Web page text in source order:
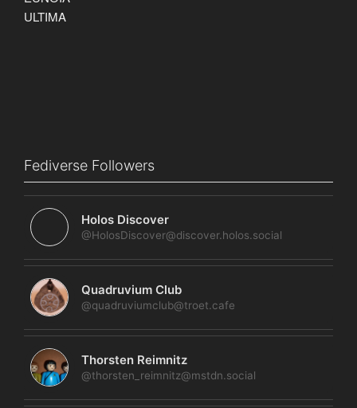
Fediverse Followers
Holos Discover
@HolosDiscover@discover.holos.social
Quadruvium Club
@quadruviumclub@troet.cafe
Thorsten Reimnitz
@thorsten_reimnitz@mstdn.social